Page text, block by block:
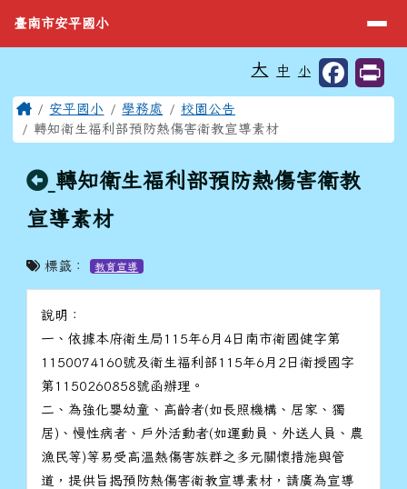
臺南市安平國小
導覽列
臺南市安平國小
⏸
大 中 小
主內容區域
Home安平國小 學務處
校園公告
轉知衛生福利部預防熱傷害衛教宣導素材
回上頁
轉知衛生福利部預防熱傷害衛教
宣導素材
標籤： 教育宣導
說明：
一、依據本府衛生局115年6月4日南市衛國健字第
1150074160號及衛生福利部115年6月2日衛授國字
第1150260858號函辦理。
二、為強化嬰幼童、高齡者(如長照機構、居家、獨
居)、慢性病者、戶外活動者(如運動員、外送人員、農
漁民等)等易受高溫熱傷害族群之多元關懷措施與管
道，提供旨揭預防熱傷害衛教宣導素材，請廣為宣導
頁尾區域